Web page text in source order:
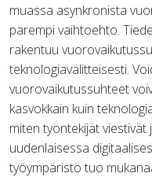
muassa asynkronista
parempi vaihtoehto.
rakentuu
teknologiavälitteisesti.
vuorovaikutussuhteet
kasvokkain kuin
miten työntekijät
uudenlaisessa
työympäristö tuo